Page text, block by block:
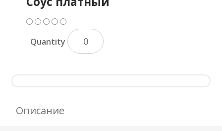
Quantity
Описание